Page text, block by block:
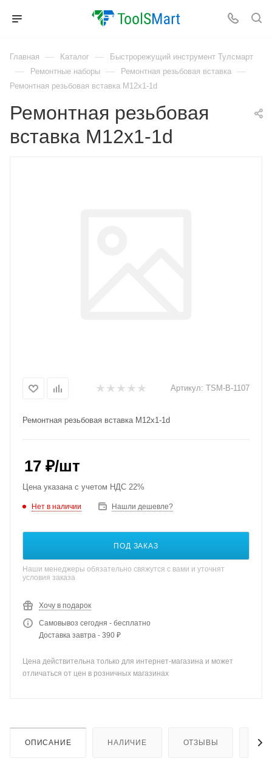
Главная — Каталог — Быстрорежущий инструмент Тулсмарт
— Ремонтные наборы — Ремонтная резьбовая вставка —
Ремонтная резьбовая вставка M12x1-1d
Ремонтная резьбовая
вставка M12x1-1d
Артикул: TSM-B-1107
Ремонтная резьбовая вставка M12x1-1d
17 ₽/шт
Цена указана с учетом НДС 22%
Нет в наличии Нашли дешевле?
ПОД ЗАКАЗ
Наши менеджеры обязательно свяжутся с вами и уточнят
условия заказа
Хочу в подарок
Самовывоз сегодня - бесплатно
Доставка завтра - 390 ₽
Цена действительна только для интернет-магазина и может
отличаться от цен в розничных магазинах
ОПИСАНИЕ НАЛИЧИЕ ОТЗЫВЫ